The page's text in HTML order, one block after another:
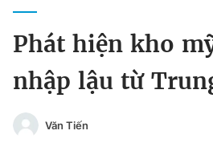
Chào ngày mới
Đổi mật khẩu
Tin đã lưu
Phát hiện kho
nhập lậu từ
Văn Tiến